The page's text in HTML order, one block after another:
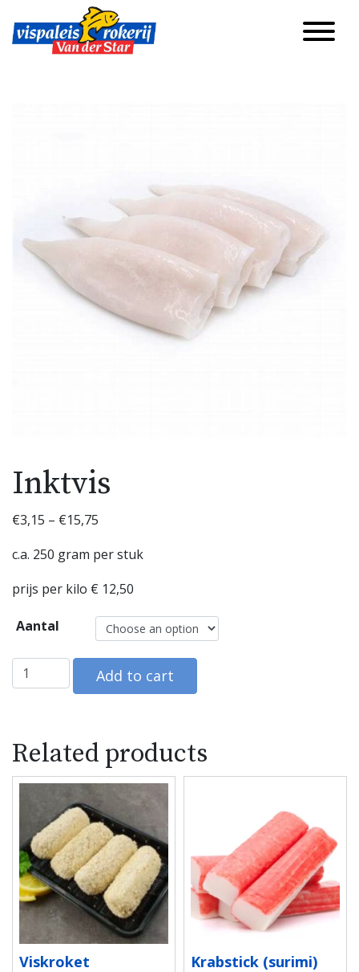
Inktvis
€3,15 – €15,75
c.a. 250 gram per stuk
prijs per kilo € 12,50
Aantal
Inktvis quantityAdd to cart
Related products
Viskroket Krabstick (surimi)